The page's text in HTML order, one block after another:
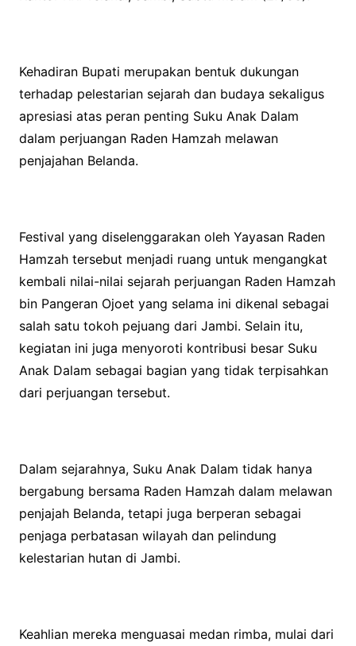
Kehadiran Bupati merupakan bentuk dukungan
terhadap pelestarian sejarah dan budaya sekaligus
apresiasi atas peran penting Suku Anak Dalam
dalam perjuangan Raden Hamzah melawan
penjajahan Belanda.
Festival yang diselenggarakan oleh Yayasan Raden
Hamzah tersebut menjadi ruang untuk mengangkat
kembali nilai-nilai sejarah perjuangan Raden Hamzah
bin Pangeran Ojoet yang selama ini dikenal sebagai
salah satu tokoh pejuang dari Jambi. Selain itu,
kegiatan ini juga menyoroti kontribusi besar Suku
Anak Dalam sebagai bagian yang tidak terpisahkan
dari perjuangan tersebut.
Dalam sejarahnya, Suku Anak Dalam tidak hanya
bergabung bersama Raden Hamzah dalam melawan
penjajah Belanda, tetapi juga berperan sebagai
penjaga perbatasan wilayah dan pelindung
kelestarian hutan di Jambi.
Keahlian mereka menguasai medan rimba, mulai dari